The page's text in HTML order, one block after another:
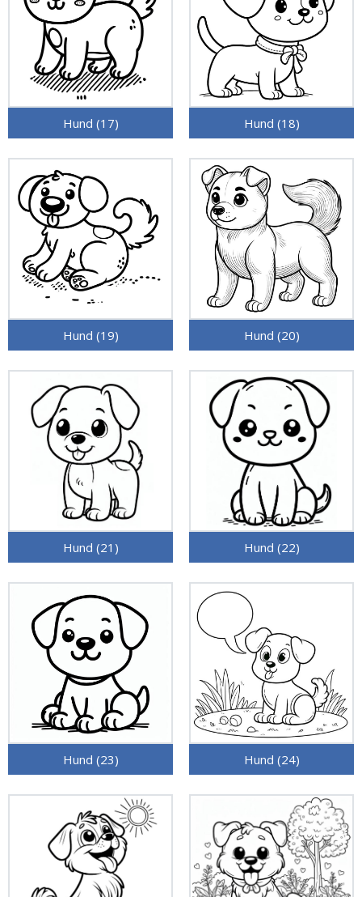
Hund (17) Hund (18)
Hund (19) Hund (20)
Hund (21) Hund (22)
Hund (23) Hund (24)